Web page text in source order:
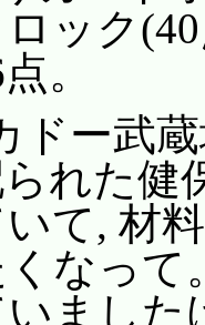
ック
。
ドー武
れた
て, 材
なっ
まし